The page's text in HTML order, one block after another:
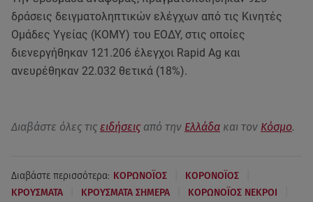
δράσεις δειγματοληπτικών ελέγχων από τις Κινητές
Ομάδες Υγείας (ΚΟΜΥ) του ΕΟΔΥ, στις οποίες
διενεργήθηκαν 121.206 έλεγχοι Rapid Ag και
ανευρέθηκαν 22.032 θετικά (18%).
Διαβάστε όλες τις ειδήσεις από την Ελλάδα και τον Κόσμο.
Διαβάστε περισσότερα: ΚΟΡΩΝΟΪΟΣ ΚΟΡΟΝΟΪΟΣ
ΚΡΟΥΣΜΑΤΑ ΚΡΟΥΣΜΑΤΑ ΣΗΜΕΡΑ ΚΟΡΩΝΟΪΟΣ ΝΕΚΡΟΙ